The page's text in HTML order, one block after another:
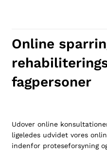
Online
fagpersoner
Udover online
ligeledes udvidet vores
indenfor proteseforsyning